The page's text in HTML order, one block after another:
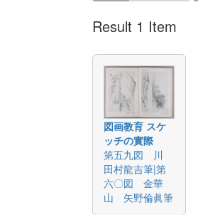
Result 1 Item
図画教育 スケ
ッチの實際
第五九図 川
田村龍吉筆|第
六〇図 金華
山 矢野倫眞筆